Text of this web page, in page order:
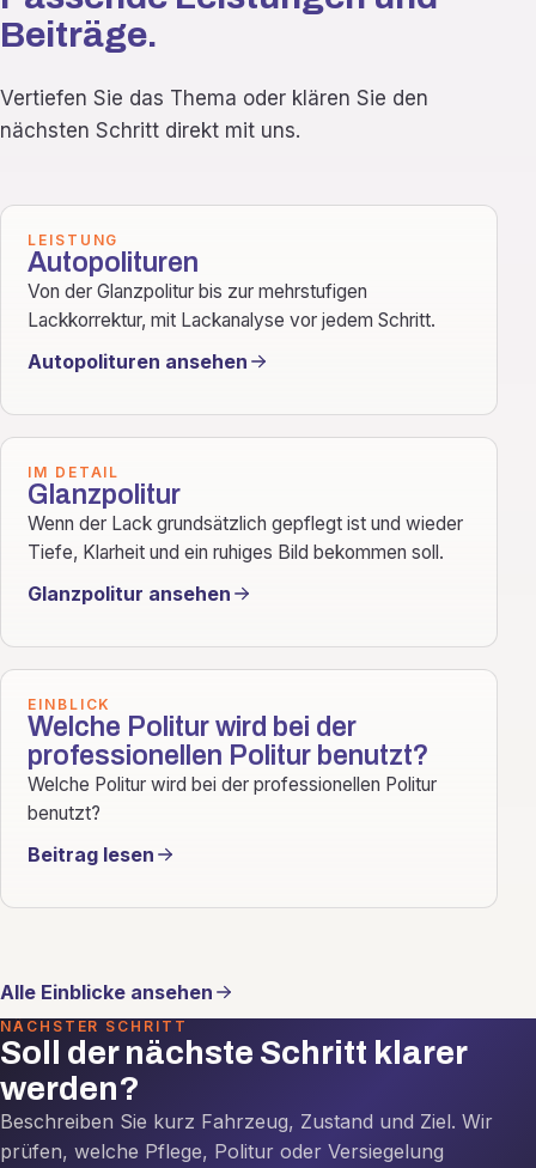
Beiträge.
Vertiefen Sie das Thema oder klären Sie den
nächsten Schritt direkt mit uns.
LEISTUNG
Autopolituren
Von der Glanzpolitur bis zur mehrstufigen
Lackkorrektur, mit Lackanalyse vor jedem Schritt.
Autopolituren ansehen
IM DETAIL
Glanzpolitur
Wenn der Lack grundsätzlich gepflegt ist und wieder
Tiefe, Klarheit und ein ruhiges Bild bekommen soll.
Glanzpolitur ansehen
EINBLICK
Welche Politur wird bei der
professionellen Politur benutzt?
Welche Politur wird bei der professionellen Politur
benutzt?
Beitrag lesen
Alle Einblicke ansehen
NÄCHSTER SCHRITT
Soll der nächste Schritt klarer
werden?
Beschreiben Sie kurz Fahrzeug, Zustand und Ziel. Wir
prüfen, welche Pflege, Politur oder Versiegelung